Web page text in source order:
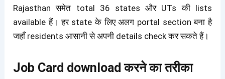
Rajasthan समेत total 36 states और UTs की lists
available हैं। हर state के लिए अलग portal section बना है
जहाँ residents आसानी से अपनी details check कर सकते हैं।
Job Card download करने का तरीका